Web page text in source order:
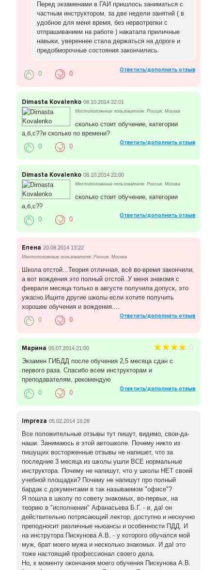
Перед экзаменами в ГАИ пришлось заниматься с
частным инструктором, за две недели занятий ( в
удобное для меня время, без нервотрепки с
отпрашиванием на работе ) накатала приличные
навыки, увереннее стала держаться на дороге и
предобморочные состояния закончились.
Ответить/дополнить отзыв
0 0
Dimasta Kovalenko 08.10.2014 22:01
Местоположение пользователя: Россия, Москва
сколько стоит обучение, категории
а,б,с??и сколько по времени?
Ответить/дополнить отзыв
0 0
Dimasta Kovalenko 08.10.2014 22:00
Местоположение пользователя: Россия, Москва
сколько стоит обучение, категории
а,б,с??
Ответить/дополнить отзыв
0 0
Елена 20.08.2014 13:22
Местоположение пользователя: Россия, Москва
Школа отстой...Теория отличная, всё во-время закончили,
а вот вождения это полный отстой..У меня знакомя с
февраля месяца только в августе получила допуск, это
ужасно.Ищите другие школы если хотите получить
хорошее обучения и вождения....
Ответить/дополнить отзыв
0 0
Марина 05.07.2014 21:00
Экзамен ГИБДД после обучения 2,5 месяца сдан с
первого раза. Спасибо всем инструкторам и
преподавателям, рекомендую
Ответить/дополнить отзыв
0 0
Impreza 05.02.2014 16:28
Все положительные отзывы тут пишут, видимо, свои-да-
наши. Занимаюсь в этой автошколе. Почему никто из
пишущих восторженные отзывы не напишет, что за
последние 3 месяца из школы ушли ВСЕ нормальные
инструктора. Почему не напишут, что у школы НЕТ своей
учебной площадки? Почему не напишут про полный
бардак с документами в так называемом "офисе"?
Я пошла в школу по совету знакомых, во-первых, на
теорию в "исполнении" Афанасьева Б.Г. - и, да! он
действительно потрясающий лектор, доступно и нескучно
преподносит различные ньюансы и особенности ПДД. И
на инструтора Пискунова А.В. - у которого обучался мой
муж, брат моего мужа и несколько знакомых. И да! это
тоже настоящий профессионал своего дела.
Но, к моменту окончания моего обучения Пискунова А.В.